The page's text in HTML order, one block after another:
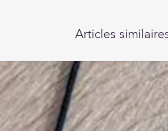
Articles